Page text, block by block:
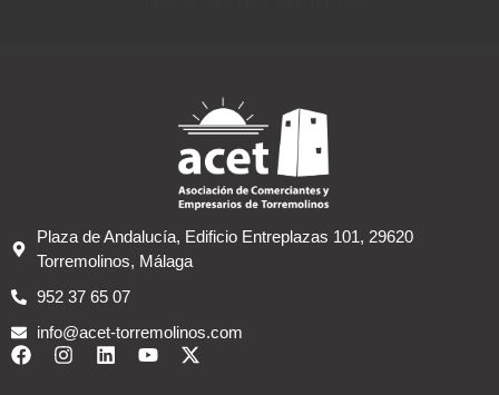
Plaza de Andalucía, Edificio Entreplazas 101, 29620
Torremolinos, Málaga
952 37 65 07
info@acet-torremolinos.com